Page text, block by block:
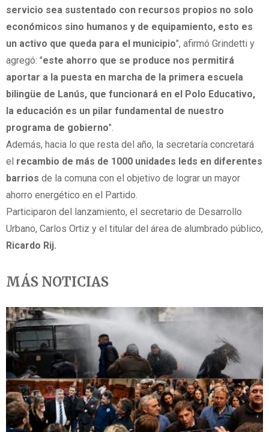
servicio sea sustentado con recursos propios no solo
económicos sino humanos y de equipamiento, esto es
un activo que queda para el municipio", afirmó Grindetti y
agregó: "este ahorro que se produce nos permitirá
aportar a la puesta en marcha de la primera escuela
bilingüe de Lanús, que funcionará en el Polo Educativo,
la educación es un pilar fundamental de nuestro
programa de gobierno".
Además, hacia lo que resta del año, la secretaría concretará
el recambio de más de 1000 unidades leds en diferentes
barrios de la comuna con el objetivo de lograr un mayor
ahorro energético en el Partido.
Participaron del lanzamiento, el secretario de Desarrollo
Urbano, Carlos Ortiz y el titular del área de alumbrado público,
Ricardo Rij.
MÁS NOTICIAS